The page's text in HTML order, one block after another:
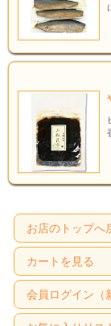
お店のトップへ
カートを見る
会員ログイン（